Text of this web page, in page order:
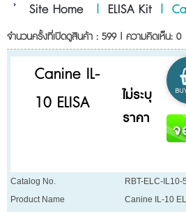
Site Home | ELISA Kit |
จำนวนครั้งที่เปิดดูสินค้า : 599 | ความคิดเห็น: 0
Canine IL-
10 ELISA
ไม่ระบุ
ราคา
Catalog No.
RBT-ELC-IL10-5
Product Name
Canine IL-10